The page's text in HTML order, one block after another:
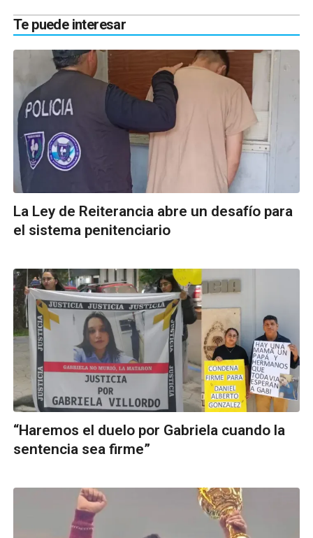
Te puede interesar
La Ley de Reiterancia abre un desafío para
el sistema penitenciario
“Haremos el duelo por Gabriela cuando la
sentencia sea firme”